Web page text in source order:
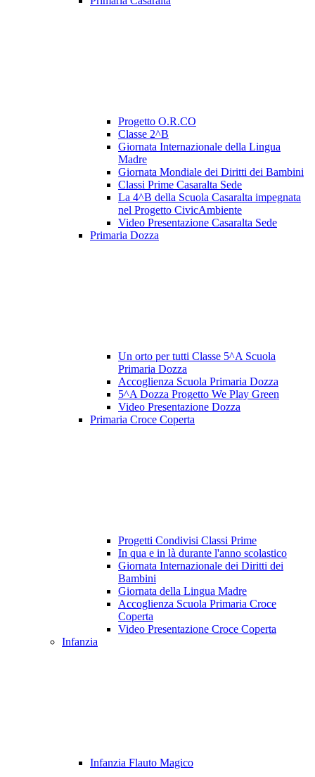
Progetto O.R.CO
Classe 2^B
Giornata Internazionale della Lingua
Madre
Giornata Mondiale dei Diritti dei Bambini
Classi Prime Casaralta Sede
La 4^B della Scuola Casaralta impegnata
nel Progetto CivicAmbiente
Video Presentazione Casaralta Sede
Primaria Dozza
Un orto per tutti Classe 5^A Scuola
Primaria Dozza
Accoglienza Scuola Primaria Dozza
5^A Dozza Progetto We Play Green
Video Presentazione Dozza
Primaria Croce Coperta
Progetti Condivisi Classi Prime
In qua e in là durante l'anno scolastico
Giornata Internazionale dei Diritti dei
Bambini
Giornata della Lingua Madre
Accoglienza Scuola Primaria Croce
Coperta
Video Presentazione Croce Coperta
Infanzia
Infanzia Flauto Magico